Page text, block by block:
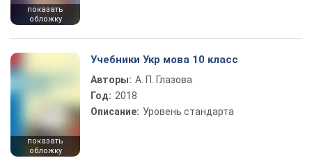
показать
обложку
показать
обложку
Учебники Укр мова 10 класс
Авторы: А. П. Глазова
Год: 2018
Описание: Уровень стандарта